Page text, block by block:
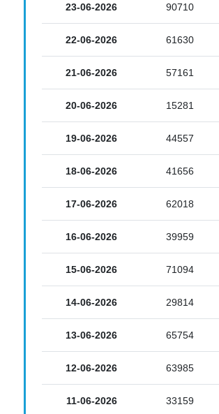
23-06-2026 90710
22-06-2026 61630
21-06-2026 57161
20-06-2026 15281
19-06-2026 44557
18-06-2026 41656
17-06-2026 62018
16-06-2026 39959
15-06-2026 71094
14-06-2026 29814
13-06-2026 65754
12-06-2026 63985
11-06-2026 33159